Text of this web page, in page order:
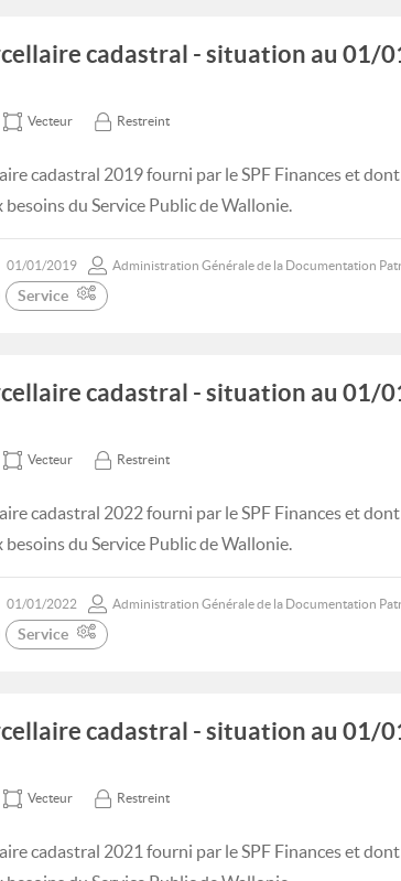
cadastral - situation au 01/
Vecteur Restreint
cadastral 2019 fourni par le SPF Finances et
besoins du Service Public de Wallonie.
01/01/2019 Administration Générale de la Documentation
Service
cadastral - situation au 01/
Vecteur Restreint
cadastral 2022 fourni par le SPF Finances et
besoins du Service Public de Wallonie.
01/01/2022 Administration Générale de la Documentation
Service
cadastral - situation au 01/
Vecteur Restreint
cadastral 2021 fourni par le SPF Finances et